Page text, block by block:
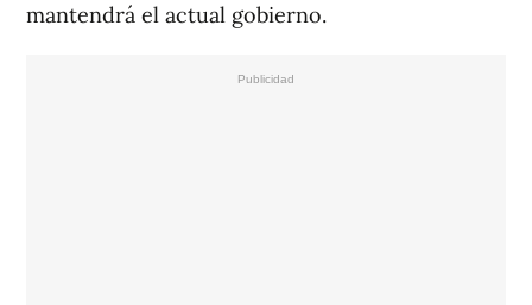
mantendrá el actual gobierno.